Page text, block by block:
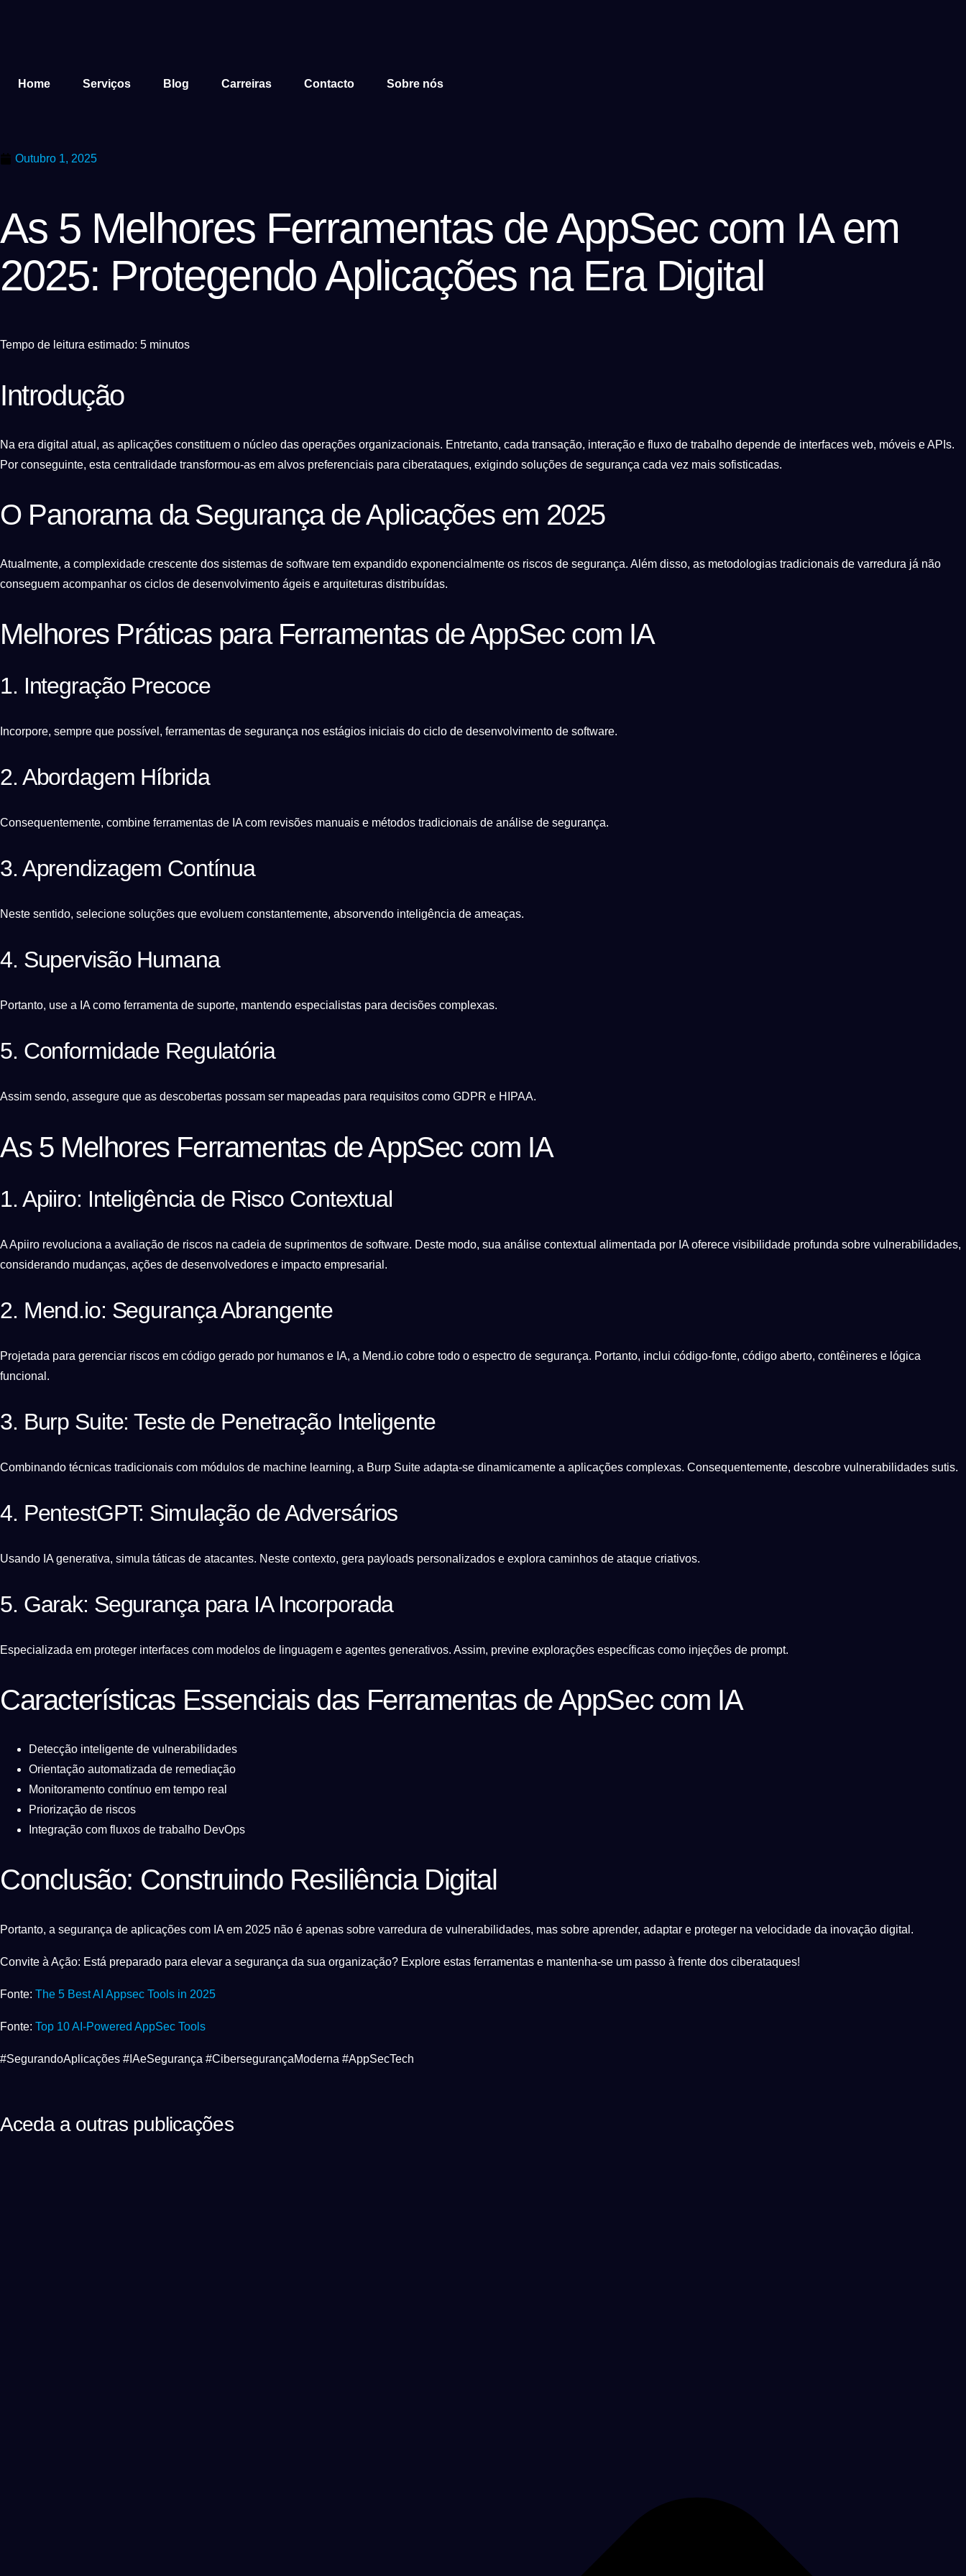
Home Serviços Blog Carreiras Contacto Sobre nós
Outubro 1, 2025
As 5 Melhores Ferramentas de AppSec com IA em
2025: Protegendo Aplicações na Era Digital
Tempo de leitura estimado: 5 minutos
Introdução
Na era digital atual, as aplicações constituem o núcleo das operações organizacionais. Entretanto, cada transação, interação e fluxo de trabalho depende de interfaces web, móveis e APIs.
Por conseguinte, esta centralidade transformou-as em alvos preferenciais para ciberataques, exigindo soluções de segurança cada vez mais sofisticadas.
O Panorama da Segurança de Aplicações em 2025
Atualmente, a complexidade crescente dos sistemas de software tem expandido exponencialmente os riscos de segurança. Além disso, as metodologias tradicionais de varredura já não
conseguem acompanhar os ciclos de desenvolvimento ágeis e arquiteturas distribuídas.
Melhores Práticas para Ferramentas de AppSec com IA
1. Integração Precoce
Incorpore, sempre que possível, ferramentas de segurança nos estágios iniciais do ciclo de desenvolvimento de software.
2. Abordagem Híbrida
Consequentemente, combine ferramentas de IA com revisões manuais e métodos tradicionais de análise de segurança.
3. Aprendizagem Contínua
Neste sentido, selecione soluções que evoluem constantemente, absorvendo inteligência de ameaças.
4. Supervisão Humana
Portanto, use a IA como ferramenta de suporte, mantendo especialistas para decisões complexas.
5. Conformidade Regulatória
Assim sendo, assegure que as descobertas possam ser mapeadas para requisitos como GDPR e HIPAA.
As 5 Melhores Ferramentas de AppSec com IA
1. Apiiro: Inteligência de Risco Contextual
A Apiiro revoluciona a avaliação de riscos na cadeia de suprimentos de software. Deste modo, sua análise contextual alimentada por IA oferece visibilidade profunda sobre vulnerabilidades,
considerando mudanças, ações de desenvolvedores e impacto empresarial.
2. Mend.io: Segurança Abrangente
Projetada para gerenciar riscos em código gerado por humanos e IA, a Mend.io cobre todo o espectro de segurança. Portanto, inclui código-fonte, código aberto, contêineres e lógica
funcional.
3. Burp Suite: Teste de Penetração Inteligente
Combinando técnicas tradicionais com módulos de machine learning, a Burp Suite adapta-se dinamicamente a aplicações complexas. Consequentemente, descobre vulnerabilidades sutis.
4. PentestGPT: Simulação de Adversários
Usando IA generativa, simula táticas de atacantes. Neste contexto, gera payloads personalizados e explora caminhos de ataque criativos.
5. Garak: Segurança para IA Incorporada
Especializada em proteger interfaces com modelos de linguagem e agentes generativos. Assim, previne explorações específicas como injeções de prompt.
Características Essenciais das Ferramentas de AppSec com IA
Detecção inteligente de vulnerabilidades
Orientação automatizada de remediação
Monitoramento contínuo em tempo real
Priorização de riscos
Integração com fluxos de trabalho DevOps
Conclusão: Construindo Resiliência Digital
Portanto, a segurança de aplicações com IA em 2025 não é apenas sobre varredura de vulnerabilidades, mas sobre aprender, adaptar e proteger na velocidade da inovação digital.
Convite à Ação: Está preparado para elevar a segurança da sua organização? Explore estas ferramentas e mantenha-se um passo à frente dos ciberataques!
Fonte: The 5 Best AI Appsec Tools in 2025
Fonte: Top 10 AI-Powered AppSec Tools
#SegurandoAplicações #IAeSegurança #CibersegurançaModerna #AppSecTech
Aceda a outras publicações